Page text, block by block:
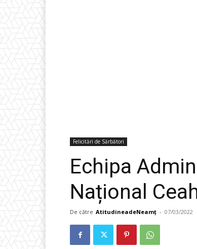
Felicitări de Sărbători
Echipa
Național
De către AtitudineadeNeamț - 07/03/2022